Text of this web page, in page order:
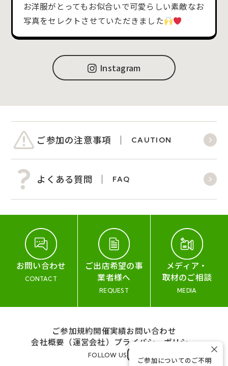
お洋服がとってもお似合いで可愛らしい素敵なお
写真をセレクトさせていただきました
Instagram
ご参加の注意事項 CAUTION
よくある質問 FAQ
お問い合わせ
CONTACT
ご出店希望の事
業者様へ
REQUEST
メディア・
取材のご相談
MEDIA
ご参加規約開催実績お問い合わせ
会社概要（運営会社） プライバシーポリシー
FOLLOW US
ご参加についてのご不明
×